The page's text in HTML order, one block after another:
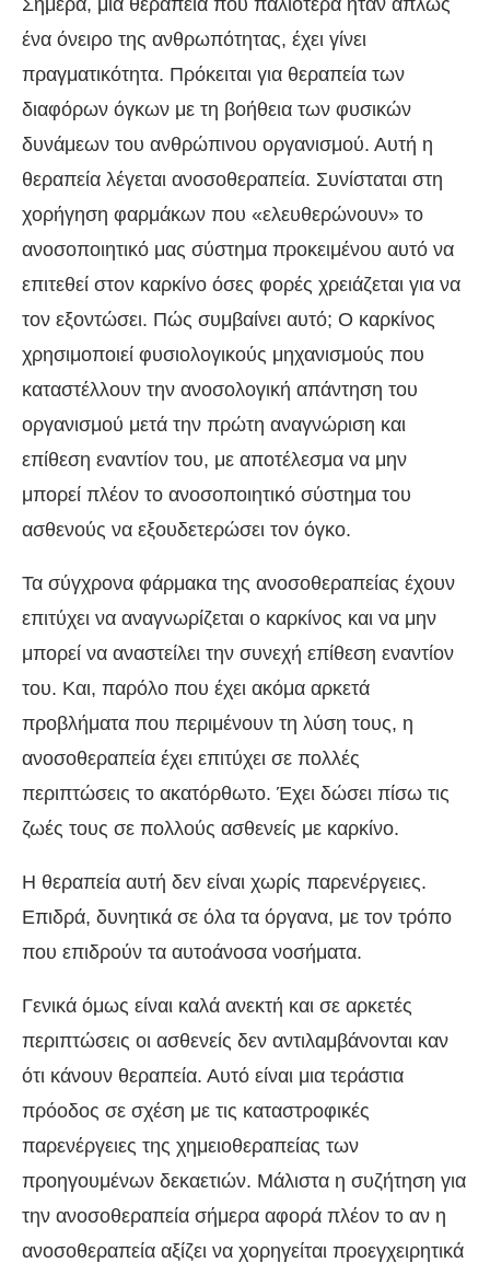
ένα όνειρο της ανθρωπότητας, έχει γίνει
πραγματικότητα. Πρόκειται για θεραπεία των
διαφόρων όγκων με τη βοήθεια των φυσικών
δυνάμεων του ανθρώπινου οργανισμού. Αυτή η
θεραπεία λέγεται ανοσοθεραπεία. Συνίσταται στη
χορήγηση φαρμάκων που «ελευθερώνουν» το
ανοσοποιητικό μας σύστημα προκειμένου αυτό να
επιτεθεί στον καρκίνο όσες φορές χρειάζεται για να
τον εξοντώσει. Πώς συμβαίνει αυτό; Ο καρκίνος
χρησιμοποιεί φυσιολογικούς μηχανισμούς που
καταστέλλουν την ανοσολογική απάντηση του
οργανισμού μετά την πρώτη αναγνώριση και
επίθεση εναντίον του, με αποτέλεσμα να μην
μπορεί πλέον το ανοσοποιητικό σύστημα του
ασθενούς να εξουδετερώσει τον όγκο.
Τα σύγχρονα φάρμακα της ανοσοθεραπείας έχουν
επιτύχει να αναγνωρίζεται ο καρκίνος και να μην
μπορεί να αναστείλει την συνεχή επίθεση εναντίον
του. Και, παρόλο που έχει ακόμα αρκετά
προβλήματα που περιμένουν τη λύση τους, η
ανοσοθεραπεία έχει επιτύχει σε πολλές
περιπτώσεις το ακατόρθωτο. Έχει δώσει πίσω τις
ζωές τους σε πολλούς ασθενείς με καρκίνο.
Η θεραπεία αυτή δεν είναι χωρίς παρενέργειες.
Επιδρά, δυνητικά σε όλα τα όργανα, με τον τρόπο
που επιδρούν τα αυτοάνοσα νοσήματα.
Γενικά όμως είναι καλά ανεκτή και σε αρκετές
περιπτώσεις οι ασθενείς δεν αντιλαμβάνονται καν
ότι κάνουν θεραπεία. Αυτό είναι μια τεράστια
πρόοδος σε σχέση με τις καταστροφικές
παρενέργειες της χημειοθεραπείας των
προηγουμένων δεκαετιών. Μάλιστα η συζήτηση για
την ανοσοθεραπεία σήμερα αφορά πλέον το αν η
ανοσοθεραπεία αξίζει να χορηγείται προεγχειρητικά